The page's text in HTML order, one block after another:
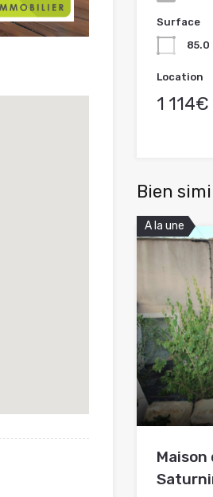
Surface
85.0
Location
1
Bien
A la une
Maison